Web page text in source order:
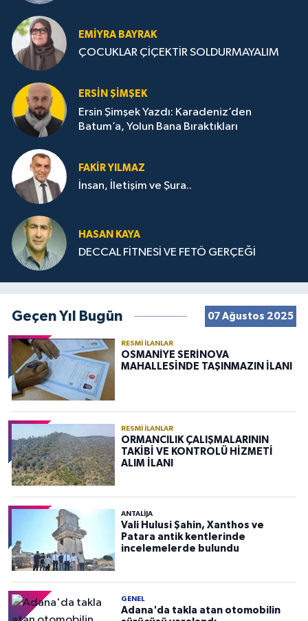
EMIYRA BAYRAK
ÇOCUKLAR ÇİÇEKTİR SOLDURMAYALIM
ERSIN ŞIMŞEK
Ersin Şimşek Yazdı: Karadeniz’den
Batum’a, Yolun Bana Bıraktıkları
FAKIR YILMAZ
İnsan, İletişim ve Şura..
HASAN KAYA
DECCAL FİTNESİ VE FETÖ GERÇEĞİ
Geçen Yıl Bugün 07 Ağustos 2025
RESMI İLANLAR
OSMANİYE SERİNOVA
MAHALLESİNDE TAŞINMAZIN İLANI
RESMI İLANLAR
ORMANCILIK ÇALIŞMALARININ
TAKİBİ VE KONTROLÜ HİZMETİ
ALIM İLANI
ANTALIJA
Vali Hulusi Şahin, Xanthos ve
Patara antik kentlerinde
incelemelerde bulundu
GENEL
Adana'da takla atan otomobilin